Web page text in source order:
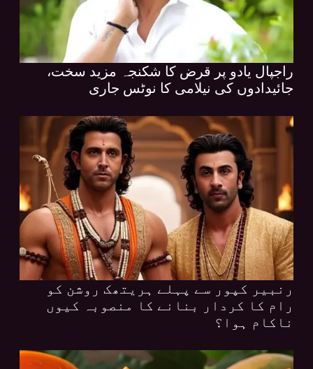
راجپال یادو پر قرض کا شکنجہ مزید سخت،
جائیدادوں کی نیلامی کا نوٹس جاری
رنبیر کپور سے پہلے ہریتھک روشن کو
رام کا کردار بنانے کا منصوبہ کیوں
ناکام ہوا؟